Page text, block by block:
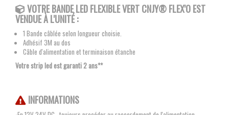
VOTRE BANDE LED FLEXIBLEVERT CNJY®FLEX'O EST
VENDUE À L'UNITÉ :
1 Bande câblée selon longueur choisie.
Adhésif 3M au dos
Câble d'alimentation et terminaison étanche
Votre strip led est garanti 2 ans**
INFORMATIONS